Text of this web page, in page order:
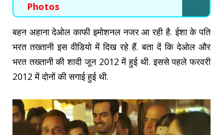
Photos
बहन अहाना देओल काफी इमोशनल नजर आ रही है. ईशा के पति
भरत तख्तानी इस वीडियो में दिख रहे हैं. बता दें कि देओल और
भरत तख्तानी की शादी जून 2012 में हुई थी. इससे पहले फरवरी
2012 में दोनों की सगाई हुई थी.